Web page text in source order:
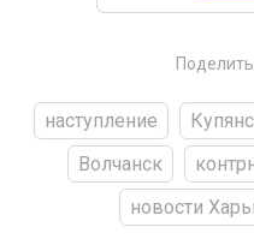
наступление
Волчанск
новости